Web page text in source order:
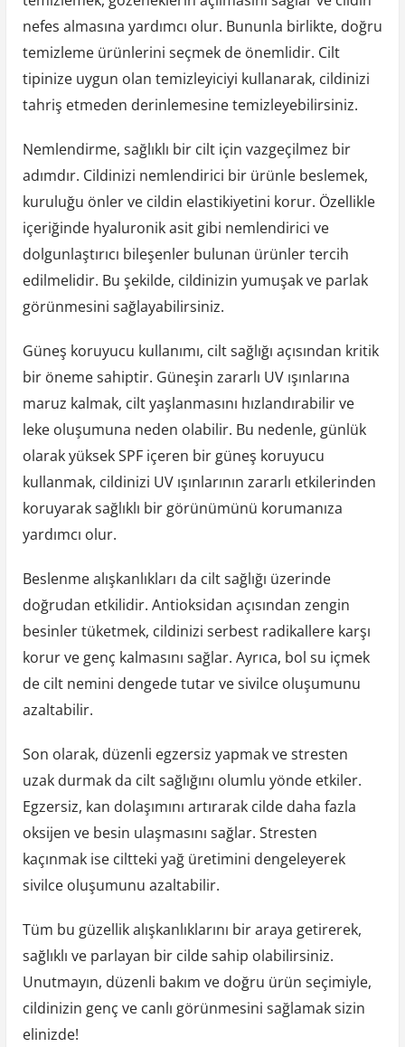
nefes almasına yardımcı olur. Bununla birlikte, doğru
temizleme ürünlerini seçmek de önemlidir. Cilt
tipinize uygun olan temizleyiciyi kullanarak, cildinizi
tahriş etmeden derinlemesine temizleyebilirsiniz.
Nemlendirme, sağlıklı bir cilt için vazgeçilmez bir
adımdır. Cildinizi nemlendirici bir ürünle beslemek,
kuruluğu önler ve cildin elastikiyetini korur. Özellikle
içeriğinde hyaluronik asit gibi nemlendirici ve
dolgunlaştırıcı bileşenler bulunan ürünler tercih
edilmelidir. Bu şekilde, cildinizin yumuşak ve parlak
görünmesini sağlayabilirsiniz.
Güneş koruyucu kullanımı, cilt sağlığı açısından kritik
bir öneme sahiptir. Güneşin zararlı UV ışınlarına
maruz kalmak, cilt yaşlanmasını hızlandırabilir ve
leke oluşumuna neden olabilir. Bu nedenle, günlük
olarak yüksek SPF içeren bir güneş koruyucu
kullanmak, cildinizi UV ışınlarının zararlı etkilerinden
koruyarak sağlıklı bir görünümünü korumanıza
yardımcı olur.
Beslenme alışkanlıkları da cilt sağlığı üzerinde
doğrudan etkilidir. Antioksidan açısından zengin
besinler tüketmek, cildinizi serbest radikallere karşı
korur ve genç kalmasını sağlar. Ayrıca, bol su içmek
de cilt nemini dengede tutar ve sivilce oluşumunu
azaltabilir.
Son olarak, düzenli egzersiz yapmak ve stresten
uzak durmak da cilt sağlığını olumlu yönde etkiler.
Egzersiz, kan dolaşımını artırarak cilde daha fazla
oksijen ve besin ulaşmasını sağlar. Stresten
kaçınmak ise ciltteki yağ üretimini dengeleyerek
sivilce oluşumunu azaltabilir.
Tüm bu güzellik alışkanlıklarını bir araya getirerek,
sağlıklı ve parlayan bir cilde sahip olabilirsiniz.
Unutmayın, düzenli bakım ve doğru ürün seçimiyle,
cildinizin genç ve canlı görünmesini sağlamak sizin
elinizde!